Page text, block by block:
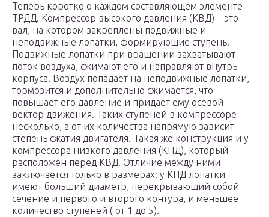
Теперь коротко о каждом составляющем элементе
ТРДД. Компрессор высокого давления (КВД) – это
вал, на котором закреплены подвижные и
неподвижные лопатки, формирующие ступень.
Подвижные лопатки при вращении захватывают
поток воздуха, сжимают его и направляют внутрь
корпуса. Воздух попадает на неподвижные лопатки,
тормозится и дополнительно сжимается, что
повышает его давление и придает ему осевой
вектор движения. Таких ступеней в компрессоре
несколько, а от их количества напрямую зависит
степень сжатия двигателя. Такая же конструкция и у
компрессора низкого давления (КНД), который
расположен перед КВД. Отличие между ними
заключается только в размерах: у КНД лопатки
имеют больший диаметр, перекрывающий собой
сечение и первого и второго контура, и меньшее
количество ступеней ( от 1 до 5).